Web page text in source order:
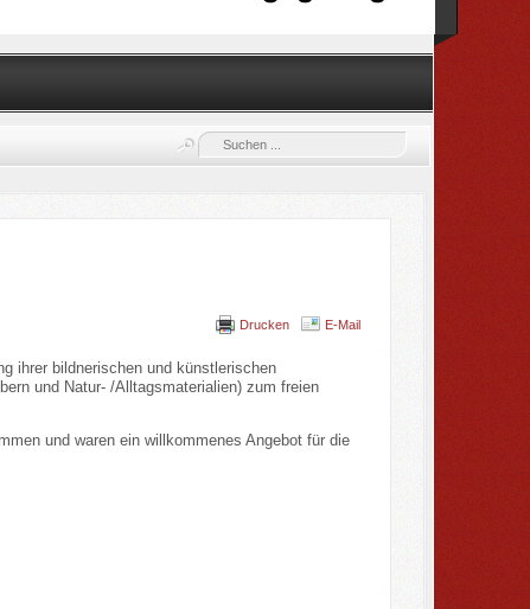
Drucken E-Mail
ihrer bildnerischen und künstlerischen
und Natur- /Alltagsmaterialien) zum freien
und waren ein willkommenes Angebot für die